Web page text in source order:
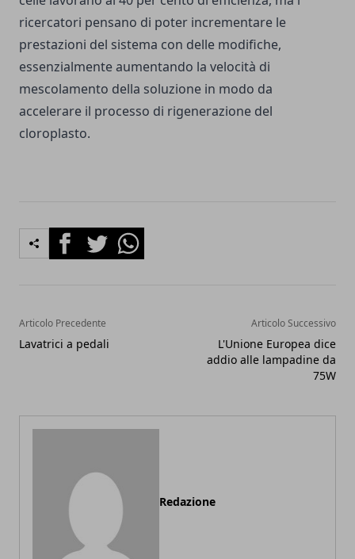
ricercatori pensano di poter incrementare le
prestazioni del sistema con delle modifiche,
essenzialmente aumentando la velocità di
mescolamento della soluzione in modo da
accelerare il processo di rigenerazione del
cloroplasto.
FacebookTwitterWhatsapp
Articolo Precedente
Lavatrici a pedali
Articolo Successivo
L'Unione Europea dice
addio alle lampadine da
75W
Redazione